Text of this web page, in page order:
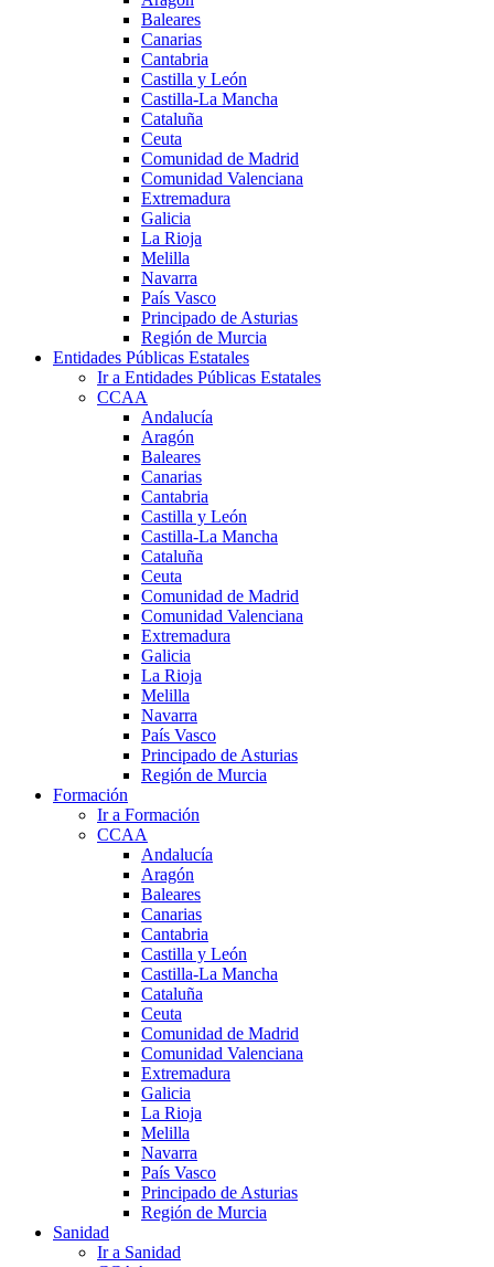
Baleares
Canarias
Cantabria
Castilla y León
Castilla-La Mancha
Cataluña
Ceuta
Comunidad de Madrid
Comunidad Valenciana
Extremadura
Galicia
La Rioja
Melilla
Navarra
País Vasco
Principado de Asturias
Región de Murcia
Entidades Públicas Estatales
Ir a Entidades Públicas Estatales
CCAA
Andalucía
Aragón
Baleares
Canarias
Cantabria
Castilla y León
Castilla-La Mancha
Cataluña
Ceuta
Comunidad de Madrid
Comunidad Valenciana
Extremadura
Galicia
La Rioja
Melilla
Navarra
País Vasco
Principado de Asturias
Región de Murcia
Formación
Ir a Formación
CCAA
Andalucía
Aragón
Baleares
Canarias
Cantabria
Castilla y León
Castilla-La Mancha
Cataluña
Ceuta
Comunidad de Madrid
Comunidad Valenciana
Extremadura
Galicia
La Rioja
Melilla
Navarra
País Vasco
Principado de Asturias
Región de Murcia
Sanidad
Ir a Sanidad